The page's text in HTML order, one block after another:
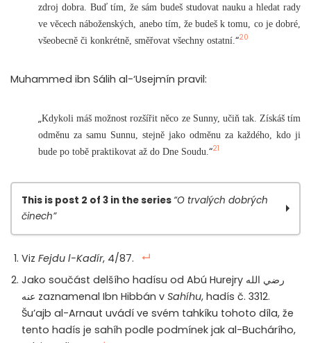
zdroj dobra. Buď tím, že sám budeš studovat nauku a hledat rady
ve věcech náboženských, anebo tím, že budeš k tomu, co je dobré,
všeobecně či konkrétně, směřovat všechny ostatní. “20
Muhammed ibn Sálih al-‘Usejmín pravil:
„Kdykoli máš možnost rozšířit něco ze Sunny, učiň tak. Získáš tím
odměnu za samu Sunnu, stejně jako odměnu za každého, kdo ji
bude po tobě praktikovat až do Dne Soudu. “21
This is post 2 of 3 in the series“O trvalých dobrých
činech”
O trvalých dobrých činech, z nichž plyne odměna i
O trvalých dobrých činech, z nichž plyne
odměna i po smrti, díl II.
O trvalých dobrých činech, z nichž plyne odměna i
po smrti, díl III.
Viz Fejdu l-Kadír, 4/87.
Jako součást delšího hadísu od Abú Hurejry رضي الله
عنه zaznamenal Ibn Hibbán v Sahíhu, hadís č. 3312.
Šu’ajb al-Arnaut uvádí ve svém tahkíku tohoto díla, že
tento hadís je sahíh podle podmínek jak al-Buchárího,